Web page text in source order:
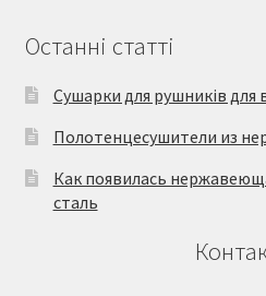
Останні статті
Сушарки для рушників для
Полотенцесушители из
Как появилась
сталь